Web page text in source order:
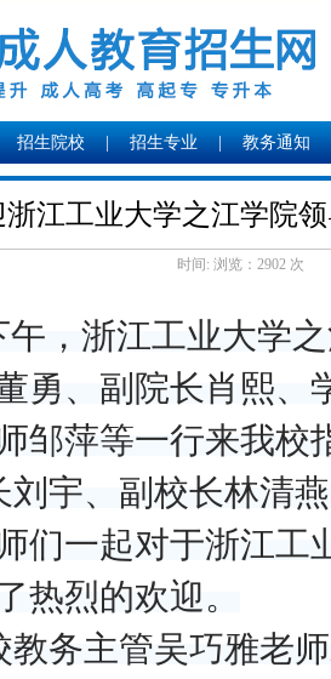
招生院校 招生专业 教务通知
江工业大学之江学院
时间: 浏览： 2902 次
午，浙江工业大学
勇、副院长肖熙、
邹萍等一行来我校
刘宇、副校长林清
们一起对于浙江工
热烈的欢迎。
教务主管吴巧雅老